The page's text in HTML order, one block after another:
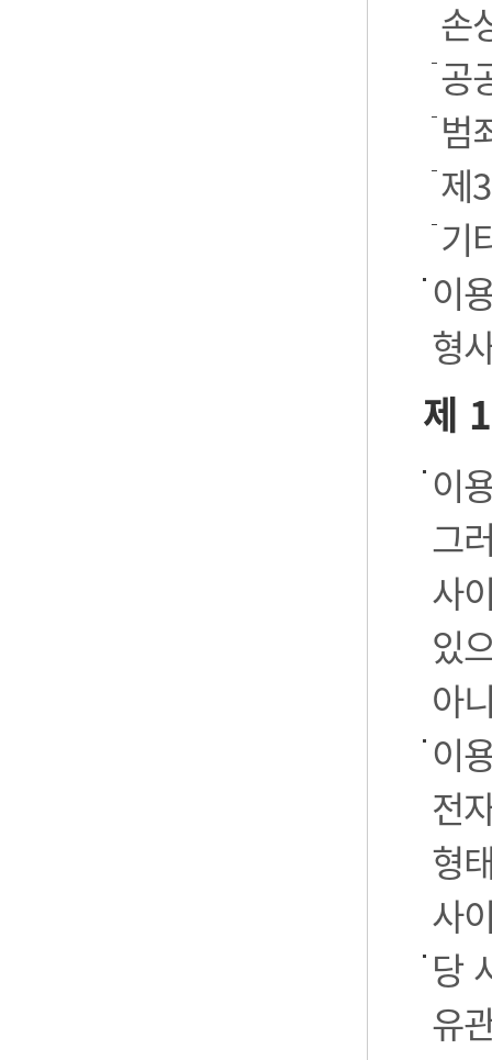
손
공
범
제
기
이
형
제
이
그
사
있
아
이
전
형
사
당
유